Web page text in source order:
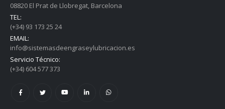
08820 El Prat de Llobregat, Barcelona
TEL:
(+34) 93 173 25 24
EMAIL:
info@sistemasdeengraseylubricacion.es
Servicio Técnico:
(+34) 604 577 373